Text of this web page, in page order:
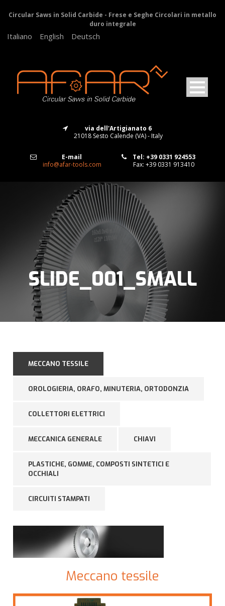
Circular Saws in Solid Carbide - Frese e Seghe Circolari in metallo
duro integrale
Italiano English Deutsch
via dell'Artigianato 6
21018 Sesto Calende (VA) - Italy
E-mail
info@afar-tools.com
Tel: +39 0331 924553
Fax: +39 0331 913410
SLIDE_001_SMALL
MECCANO TESSILE
OROLOGIERIA, ORAFO, MINUTERIA, ORTODONZIA
COLLETTORI ELETTRICI
MECCANICA GENERALE CHIAVI
PLASTICHE, GOMME, COMPOSTI SINTETICI E
OCCHIALI
CIRCUITI STAMPATI
Meccano tessile